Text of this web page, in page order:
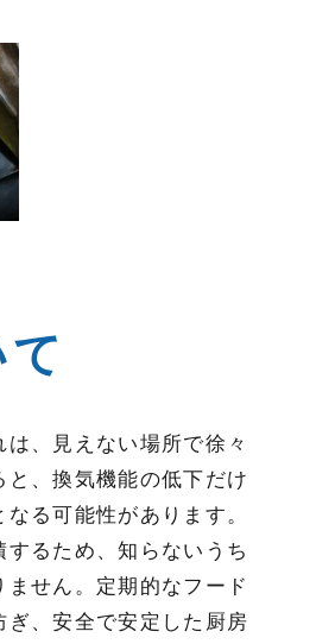
、見えない場所で徐々
、換気機能の低下だけ
る可能性があります。
るため、知らないうち
せん。定期的なフード
、安全で安定した厨房